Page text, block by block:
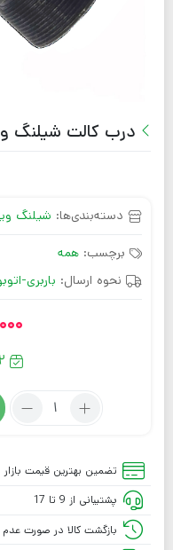
درب کالت شیلنگ
دسته‌بندی‌ها: شیلنگ
برچسب: همه
نحوه ارسال: باربری-
2 عدد در انبار
تضمین بهترین قیمت بازار
پشتیبانی از 9 تا 17
بازگشت کالا در صورت